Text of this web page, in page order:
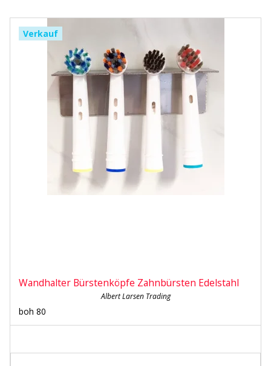
Verkauf
Wandhalter Bürstenköpfe Zahnbürsten Edelstahl
Albert Larsen Trading
boh 80